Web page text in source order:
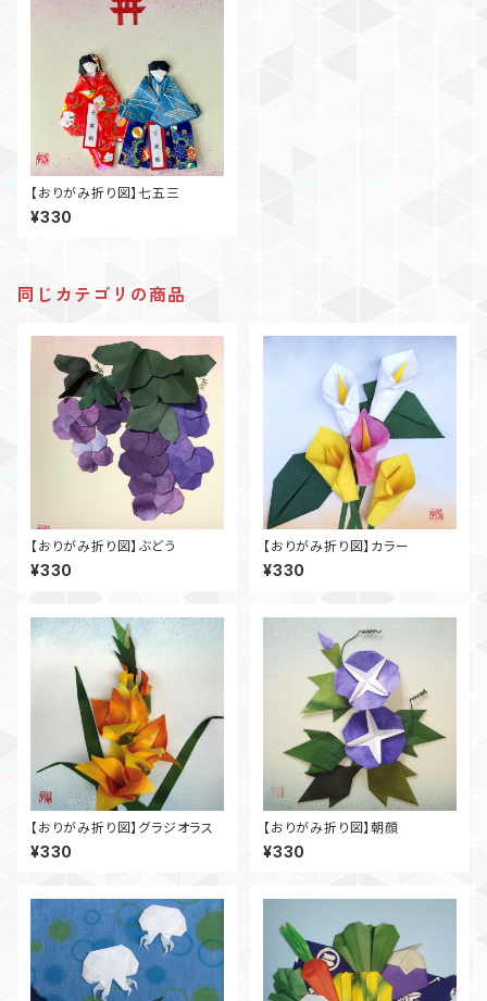
【おりがみ折り図】七五三
¥330
同じカテゴリの商品
【おりがみ折り図】ぶどう
¥330
【おりがみ折り図】カラー
¥330
【おりがみ折り図】グラジオラス
¥330
【おりがみ折り図】朝顔
¥330